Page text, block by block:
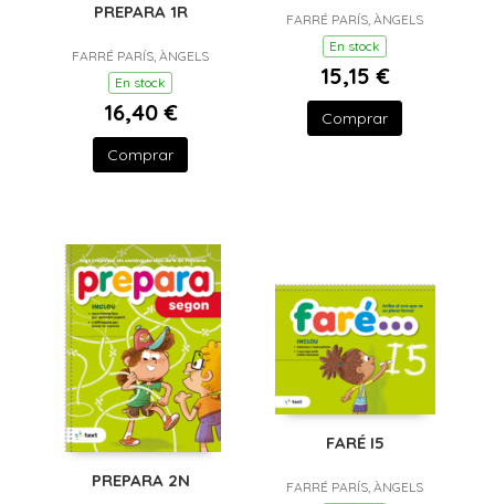
PREPARA 1R
FARRÉ PARÍS, ÀNGELS
En stock
16,40 €
Comprar
FARRÉ PARÍS, ÀNGELS
En stock
15,15 €
Comprar
PREPARA 2N
FARÉ I5
FARRÉ PARÍS, ÀNGELS